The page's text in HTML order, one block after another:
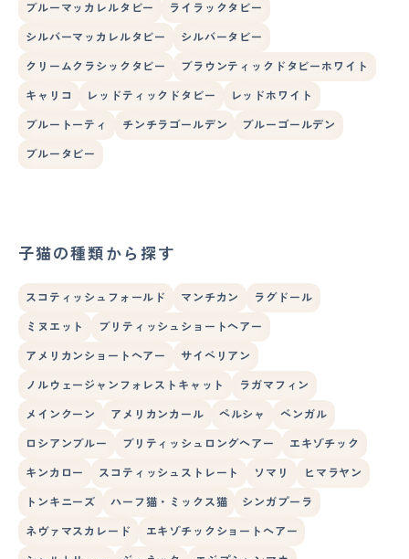
ブルーマッカレルタビー ライラックタビー
シルバーマッカレルタビー シルバータビー
クリームクラシックタビー ブラウンティックドタビーホワイト
キャリコ レッドティックドタビー レッドホワイト
ブルートーティ チンチラゴールデン ブルーゴールデン
ブルータビー
子猫の種類から探す
スコティッシュフォールド マンチカン ラグドール
ミヌエット ブリティッシュショートヘアー
アメリカンショートヘアー サイベリアン
ノルウェージャンフォレストキャット ラガマフィン
メインクーン アメリカンカール ペルシャ ベンガル
ロシアンブルー ブリティッシュロングヘアー エキゾチック
キンカロー スコティッシュストレート ソマリ ヒマラヤン
トンキニーズ ハーフ猫・ミックス猫 シンガプーラ
ネヴァマスカレード エキゾチックショートヘアー